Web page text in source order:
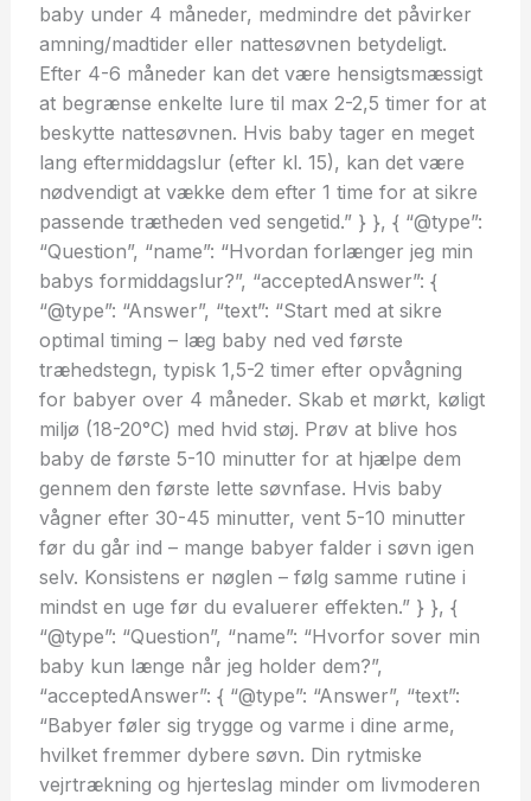
baby under 4 måneder, medmindre det påvirker
amning/madtider eller nattesøvnen betydeligt.
Efter 4-6 måneder kan det være hensigtsmæssigt
at begrænse enkelte lure til max 2-2,5 timer for at
beskytte nattesøvnen. Hvis baby tager en meget
lang eftermiddagslur (efter kl. 15), kan det være
nødvendigt at vække dem efter 1 time for at sikre
passende trætheden ved sengetid.” } }, { “@type”:
“Question”, “name”: “Hvordan forlænger jeg min
babys formiddagslur?”, “acceptedAnswer”: {
“@type”: “Answer”, “text”: “Start med at sikre
optimal timing – læg baby ned ved første
træhedstegn, typisk 1,5-2 timer efter opvågning
for babyer over 4 måneder. Skab et mørkt, køligt
miljø (18-20°C) med hvid støj. Prøv at blive hos
baby de første 5-10 minutter for at hjælpe dem
gennem den første lette søvnfase. Hvis baby
vågner efter 30-45 minutter, vent 5-10 minutter
før du går ind – mange babyer falder i søvn igen
selv. Konsistens er nøglen – følg samme rutine i
mindst en uge før du evaluerer effekten.” } }, {
“@type”: “Question”, “name”: “Hvorfor sover min
baby kun længe når jeg holder dem?”,
“acceptedAnswer”: { “@type”: “Answer”, “text”:
“Babyer føler sig trygge og varme i dine arme,
hvilket fremmer dybere søvn. Din rytmiske
vejrtrækning og hjerteslag minder om livmoderen